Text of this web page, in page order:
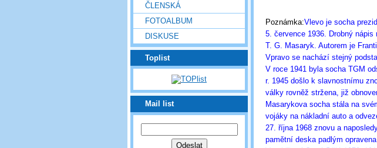
ČLENSKÁ
FOTOALBUM
DISKUSE
Toplist
Mail list
Poznámka:Vlevo je socha
5. července 1936. Drobný
T. G. Masaryk. Autorem je
Vpravo se nachází stejný
V roce 1941 byla socha TGM
r. 1945 došlo k slavnostnímu
války rovněž stržena, již
Masarykova socha stála na
vojáky na nákladní auto a
27. října 1968 znovu a
pamětní deska padlým opravena